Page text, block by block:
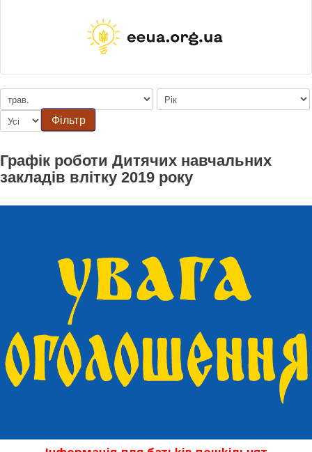
Фільтр
Графік роботи Дитячих навчальних
закладів влітку 2019 року